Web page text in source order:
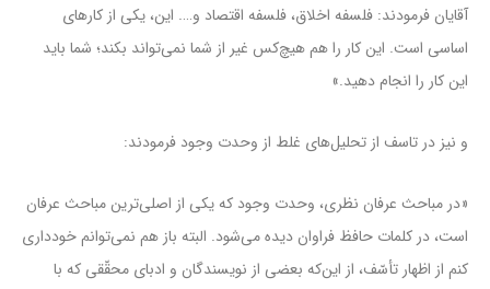
آقایان فرمودند: فلسفه‌ اخلاق، فلسفه‌ اقتصاد و…. این، یکى از کارهاى
اساسى است. این کار را هم هیچ‌کس غیر از شما نمى‌تواند بکند؛ شما باید
این کار را انجام دهید.»
و نیز در تاسف از تحلیل‌های غلط از وحدت وجود فرمودند:
«در مباحث عرفان نظرى، وحدت وجود که یکى از اصلى‌ترین مباحث عرفان
است، در کلمات حافظ فراوان دیده مى‌شود. البته باز هم نمى‌توانم خوددارى
کنم از اظهار تأسّف، از این‌که بعضى از نویسندگان و ادباى محقّقى که با